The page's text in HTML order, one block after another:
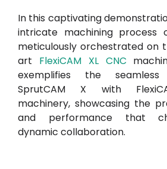
In this captivating
intricate machining process
meticulously orchestrated
art FlexiCAM XL CNC
exemplifies the
SprutCAM X with
machinery, showcasing the
and performance that
dynamic collaboration.